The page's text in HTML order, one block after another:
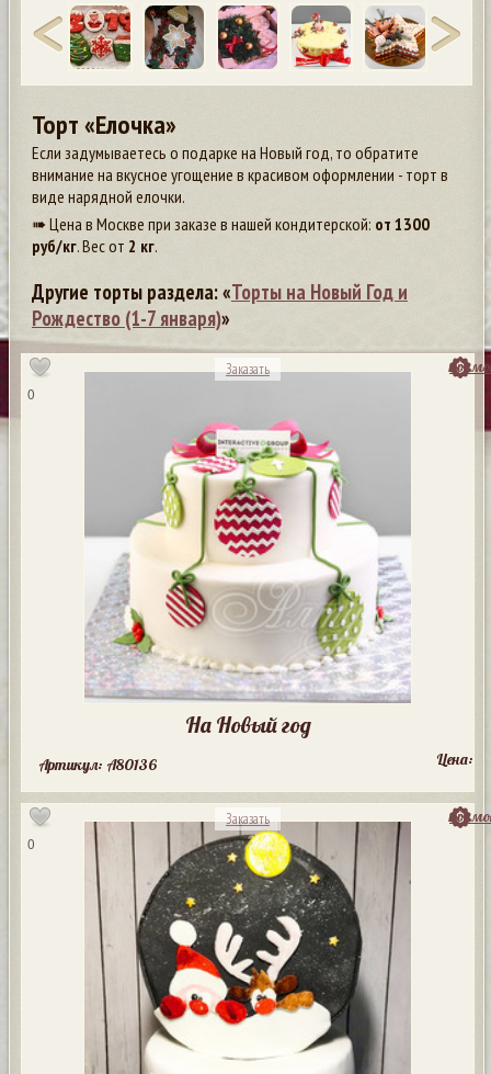
Торт «Елочка»
Если задумываетесь о подарке на Новый год, то обратите
внимание на вкусное угощение в красивом оформлении - торт в
виде нарядной елочки.
➠ Цена в Москве при заказе в нашей кондитерской: от 1300
руб/кг. Вес от 2 кг.
Другие торты раздела: «Торты на Новый Год и
Рождество (1-7 января)»
0
Заказать
На Новый год
Артикул: A80136 Цена:
0
Заказать